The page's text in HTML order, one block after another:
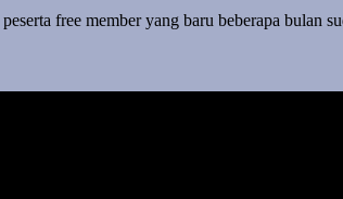
free member yang baru beberapa bulan